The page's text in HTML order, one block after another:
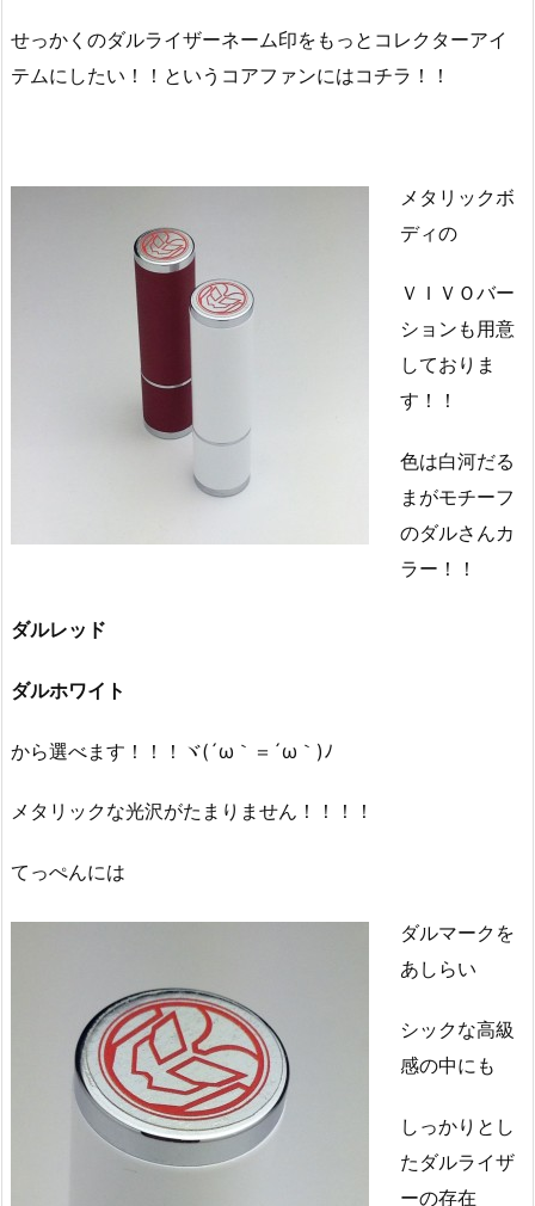
せっかくのダルライザーネーム印をもっとコレクターアイ
テムにしたい！！というコアファンにはコチラ！！
メタリックボ
ディの
ＶＩＶＯバー
ションも用意
しておりま
す！！
色は白河だる
まがモチーフ
のダルさんカ
ラー！！
ダルレッド
ダルホワイト
から選べます！！！ヾ(´ω｀＝´ω｀)ﾉ
メタリックな光沢がたまりません！！！！
てっぺんには
ダルマークを
あしらい
シックな高級
感の中にも
しっかりとし
たダルライザ
ーの存在